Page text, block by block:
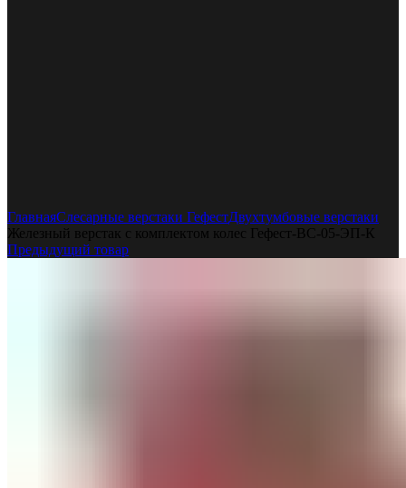
ГлавнаяСлесарные верстаки ГефестДвухтумбовые верстаки
Железный верстак с комплектом колес Гефест-ВС-05-ЭП-К
Предыдущий товар